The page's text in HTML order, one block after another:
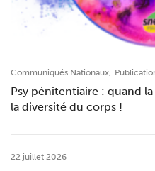
Communiqués Nationaux,
Psy pénitentiaire : quand
la diversité du corps !
22 juillet 2026